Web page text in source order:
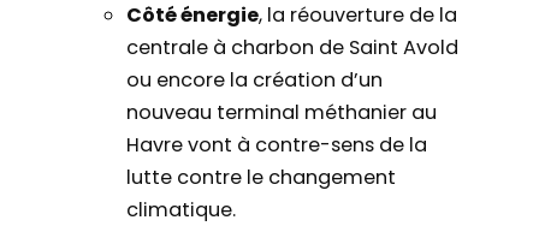
Côté énergie, la réouverture de la
centrale à charbon de Saint Avold
ou encore la création d’un
nouveau terminal méthanier au
Havre vont à contre-sens de la
lutte contre le changement
climatique.